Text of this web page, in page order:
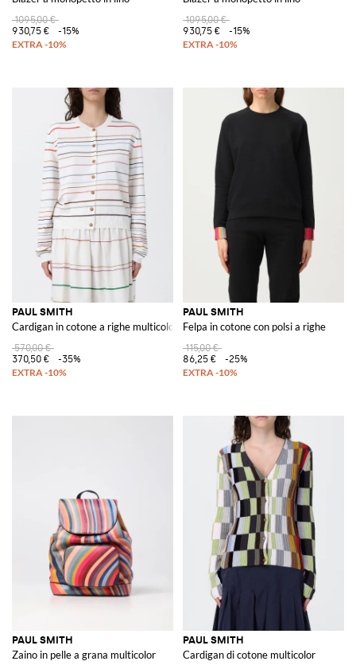
1095,00 €
930,75 €
-15%
1095,00 €
930,75 €
-15%
PAUL SMITH
Cardigan in cotone a righe multicolor
570,00 €
370,50 €
-35%
PAUL SMITH
Felpa in cotone con polsi a righe
115,00 €
86,25 €
-25%
PAUL SMITH
Zaino in pelle a grana multicolor
PAUL SMITH
Cardigan di cotone multicolor